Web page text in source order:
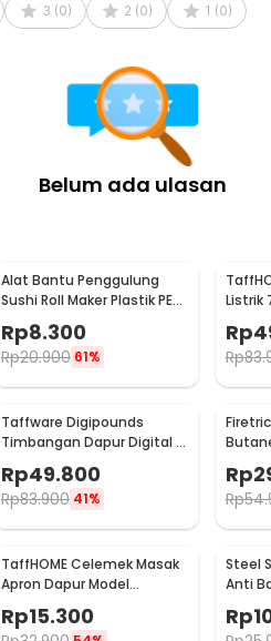
3 (0) 2 (0) 1 (0)
Belum ada ulasan
Alat Bantu Penggulung
Sushi Roll Maker Plastik PE
22x20.5x0.1cm - E1119
Rp8.300
Rp20.900 61%
Listrik
Rp
Rp
Taffware Digipounds
Timbangan Dapur Digital 6
Satuan 1kg 0.1g - i2000
Rp49.800
Rp83.900 41%
Rp
Rp
TaffHOME Celemek Masak
Apron Dapur Model
Kantong Pola Spatula -
JJ41
Rp15.300
Steel
Anti
Rp